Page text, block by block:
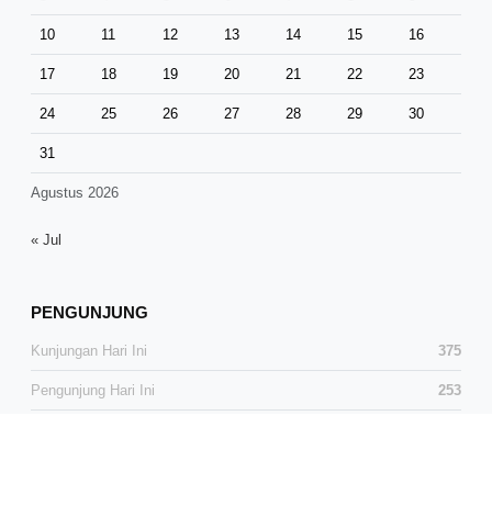
Agustus 2026
10 11 12 13 14 15 16
17 18 19 20 21 22 23
24 25 26 27 28 29 30
31
« Jul
PENGUNJUNG
Kunjungan Hari Ini 375
Pengunjung Hari Ini 253